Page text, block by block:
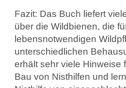
Fazit: Das Buch liefert
über die Wildbienen, die
lebensnotwendigen
unterschiedlichen
erhält sehr viele Hinweise
Bau von Nisthilfen und